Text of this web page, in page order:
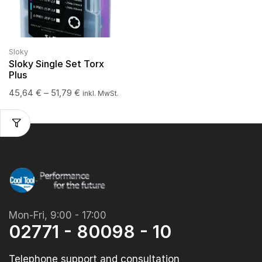
Sloky
Sloky Single Set Torx
Plus
45,64 € – 51,79 € inkl. MwSt.
Mon-Fri, 9:00 - 17:00
02771 - 80098 - 10
Telephone support and consultation